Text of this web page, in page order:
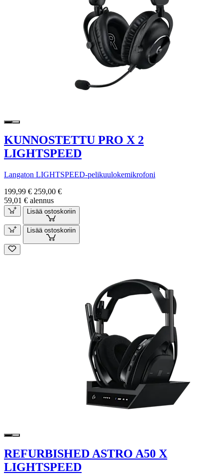
KUNNOSTETTU PRO X 2
LIGHTSPEED
Langaton LIGHTSPEED-pelikuulokemikrofoni
199,99 € 259,00 €
59,01 € alennus
Lisää ostoskoriin
Lisää ostoskoriin
REFURBISHED ASTRO A50 X
LIGHTSPEED